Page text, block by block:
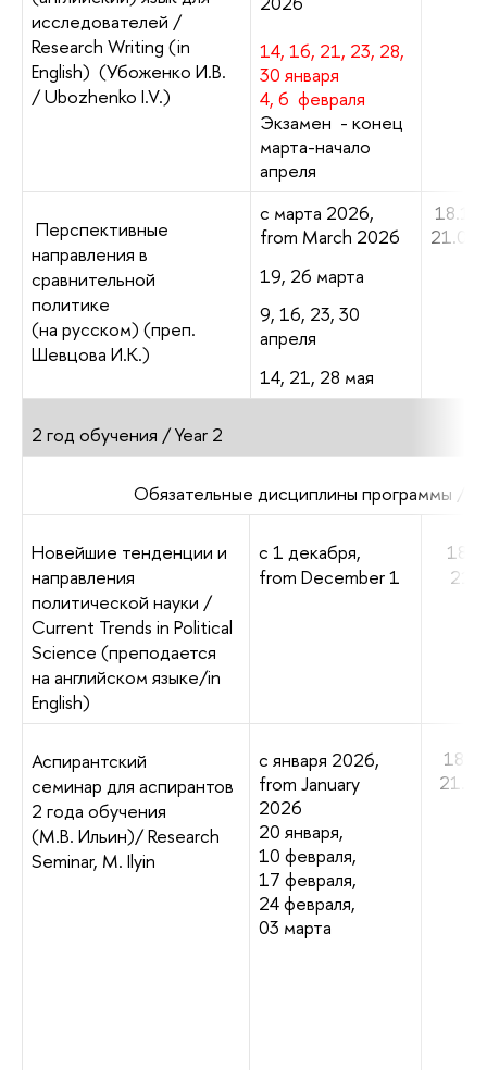
исследователей /
Research Writing (in
English) (Убоженко И.В.
/ Ubozhenko I.V.)
14, 16, 21, 23, 28,
30 января
4, 6 февраля
Экзамен -конец
марта-начало
апреля
Перспективные
направления в
сравнительной
политике
(на русском) (преп.
Шевцова И.К.)
с марта 2026,
from March 2026
19, 26 марта
9, 16, 23, 30
апреля
14, 21, 28 мая
21.00
2 год обучения /Year 2
Обязательные дисциплины программы /
Новейшие тенденции и
направления
политической науки /
Current Trends in Political
Science (преподается
на английском языке/in
English)
с 1 декабря,
from December 1
Аспирантский
семинар для аспирантов
2 года обучения
(М.В. Ильин)/ Research
Seminar, M. Ilyin
с января 2026,
from January
2026
20 января,
10 февраля,
17 февраля,
24 февраля,
03 марта
21.00